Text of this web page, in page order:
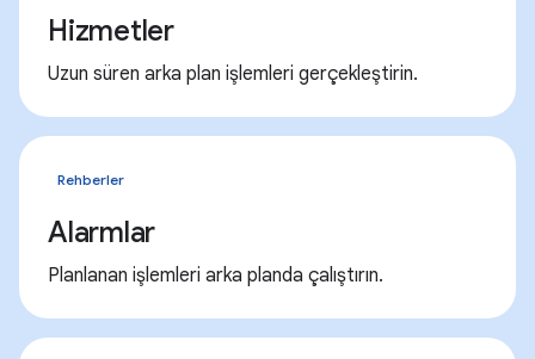
Hizmetler
Uzun süren arka plan işlemleri gerçekleştirin.
Rehberler
Alarmlar
Planlanan işlemleri arka planda çalıştırın.